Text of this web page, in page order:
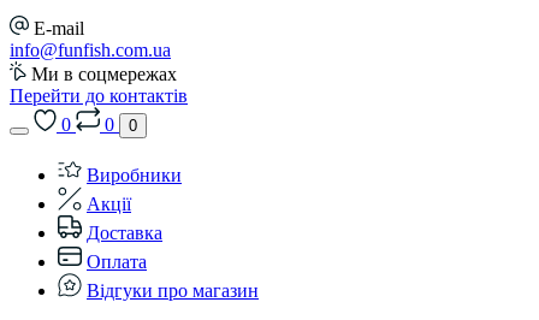
E-mail
info@funfish.com.ua
Ми в соцмережах
Перейти до контактів
0
0 0
Виробники
Акції
Доставка
Оплата
Відгуки про магазин